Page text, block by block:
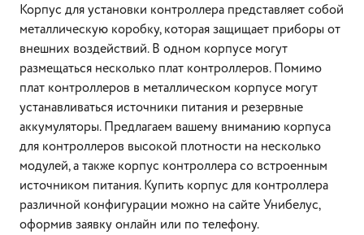
Корпус для установки контроллера представляет собой
металлическую коробку, которая защищает приборы от
внешних воздействий. В одном корпусе могут
размещаться несколько плат контроллеров. Помимо
плат контроллеров в металлическом корпусе могут
устанавливаться источники питания и резервные
аккумуляторы. Предлагаем вашему вниманию корпуса
для контроллеров высокой плотности на несколько
модулей, а также корпус контроллера со встроенным
источником питания. Купить корпус для контроллера
различной конфигурации можно на сайте Унибелус,
оформив заявку онлайн или по телефону.